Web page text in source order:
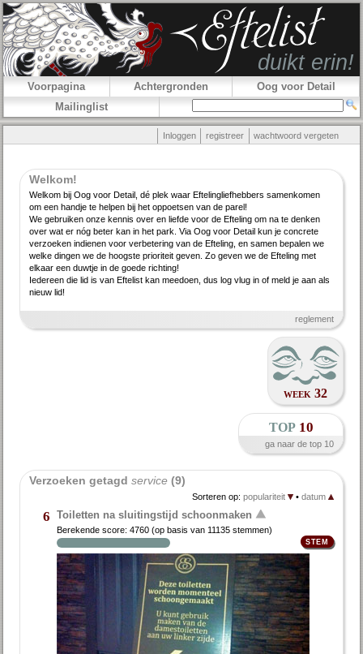
Voorpagina Achtergronden
Oog voor Detail
Mailinglist
Inloggen registreer wachtwoord vergeten
Welkom!
Welkom bij Oog voor Detail, dé plek waar Efteling­lief­hebbers samenkomen
om een handje te helpen bij het oppoetsen van de parel!
We gebruiken onze kennis over en liefde voor de Efteling om na te denken
over wat er nóg beter kan in het park. Via Oog voor Detail kun je concrete
verzoeken indienen voor verbe­tering van de Efteling, en samen bepalen we
welke dingen we de hoogste priori­teit geven. Zo geven we de Efteling met
elkaar een duwtje in de goede richting!
Iedereen die lid is van Eftelist kan meedoen, dus log vlug in of meld je aan als
nieuw lid!
reglement
week 32
top 10
ga naar de top 10
Verzoeken getagd service (9)
Sorteren op: populariteit • datum
6 Toiletten na sluitingstijd schoonmaken
Berekende score:4760 (op basis van 11135 stemmen)